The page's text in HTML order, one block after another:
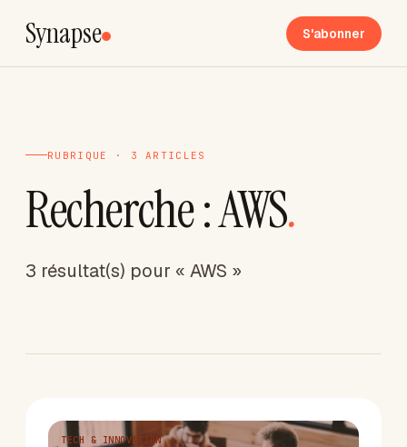
Synapse S'abonner
RUBRIQUE · 3 ARTICLES
Recherche : AWS.
3 résultat(s) pour « AWS »
TECH & INNOVATION